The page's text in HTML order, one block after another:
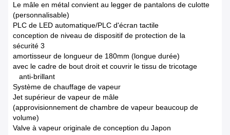
Le mâle en métal convient au legger de pantalons de culotte
(personnalisable)
PLC de LED automatique/PLC d'écran tactile
conception de niveau de dispositif de protection de la
sécurité 3
amortisseur de longueur de 180mm (longue durée)
avec le cadre de bout droit et couvrir le tissu de tricotage
anti-brillant
Système de chauffage de vapeur
Jet supérieur de vapeur de mâle
(approvisionnement de chambre de vapeur beaucoup de
volume)
Valve à vapeur originale de conception du Japon